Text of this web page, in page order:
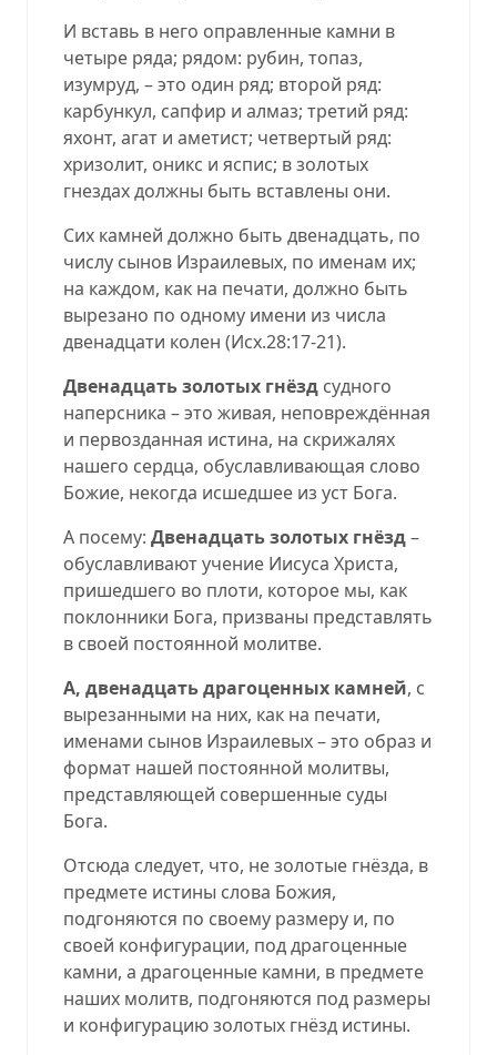
И вставь в него оправленные камни в
четыре ряда; рядом: рубин, топаз,
изумруд, – это один ряд; второй ряд:
карбункул, сапфир и алмаз; третий ряд:
яхонт, агат и аметист; четвертый ряд:
хризолит, оникс и яспис; в золотых
гнездах должны быть вставлены они.
Сих камней должно быть двенадцать, по
числу сынов Израилевых, по именам их;
на каждом, как на печати, должно быть
вырезано по одному имени из числа
двенадцати колен (Исх.28:17-21).
Двенадцать золотых гнёзд судного
наперсника – это живая, неповреждённая
и первозданная истина, на скрижалях
нашего сердца, обуславливающая слово
Божие, некогда исшедшее из уст Бога.
А посему: Двенадцать золотых гнёзд–
обуславливают учение Иисуса Христа,
пришедшего во плоти, которое мы, как
поклонники Бога, призваны представлять
в своей постоянной молитве.
А, двенадцать драгоценных камней, с
вырезанными на них, как на печати,
именами сынов Израилевых – это образ и
формат нашей постоянной молитвы,
представляющей совершенные суды
Бога.
Отсюда следует, что, не золотые гнёзда, в
предмете истины слова Божия,
подгоняются по своему размеру и, по
своей конфигурации, под драгоценные
камни, а драгоценные камни, в предмете
наших молитв, подгоняются под размеры
и конфигурацию золотых гнёзд истины.